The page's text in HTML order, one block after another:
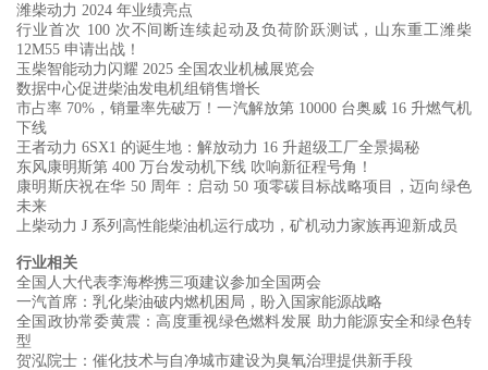
潍柴动力 2024 年业绩亮点
行业首次 100 次不间断连续起动及负荷阶跃测试，山东重工潍柴
12M55 申请出战！
玉柴智能动力闪耀 2025 全国农业机械展览会
数据中心促进柴油发电机组销售增长
市占率 70% ，销量率先破万！一汽解放第 10000 台奥威 16 升燃气机
下线
王者动力 6SX1 的诞生地：解放动力 16 升超级工厂全景揭秘
东风康明斯第 400 万台发动机下线 吹响新征程号角！
康明斯庆祝在华 50 周年：启动50 项零碳目标战略项目，迈向绿色
未来
上柴动力 J 系列高性能柴油机运行成功，矿机动力家族再迎新成员
行业相关
全国人大代表李海桦携三项建议参加全国两会
一汽首席：乳化柴油破内燃机困局，盼入国家能源战略
全国政协常委黄震：高度重视绿色燃料发展 助力能源安全和绿色转
型
贺泓院士：催化技术与自净城市建设为臭氧治理提供新手段